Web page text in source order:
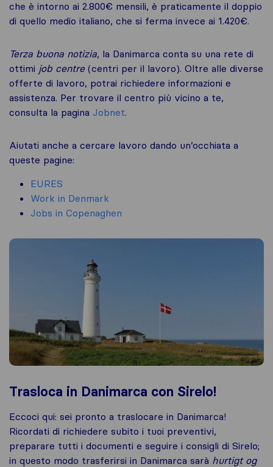
che è intorno ai 2.800€ mensili, è praticamente il doppio
di quello medio italiano, che si ferma invece ai 1.420€.
Terza buona notizia, la Danimarca conta su una rete di
ottimi job centre (centri per il lavoro). Oltre alle diverse
offerte di lavoro, potrai richiedere informazioni e
assistenza. Per trovare il centro più vicino a te,
consulta la pagina Jobnet.
Aiutati anche a cercare lavoro dando un’occhiata a
queste pagine:
EURES
Work in Denmark
Jobs in Copenaghen
Trasloca in Danimarca con Sirelo!
Eccoci qui: sei pronto a traslocare in Danimarca!
Ricordati di richiedere subito i tuoi preventivi,
preparare tutti i documenti e seguire i consigli di Sirelo;
in questo modo trasferirsi in Danimarca sarà hurtigt og